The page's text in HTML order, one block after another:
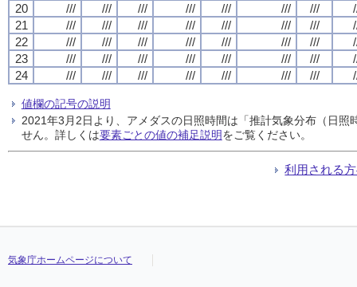
20
/// /// /// /// /// /// ///
21
/// /// /// /// /// /// ///
22
/// /// /// /// /// /// ///
23
/// /// /// /// /// /// ///
24
/// /// /// /// /// /// ///
値欄の記号の説明
2021年3月2日より、アメダスの日照時間は「推計気象分布（日
せん。詳しくは要素ごとの値の補足説明をご覧ください。
利用される
気象庁ホームページについて